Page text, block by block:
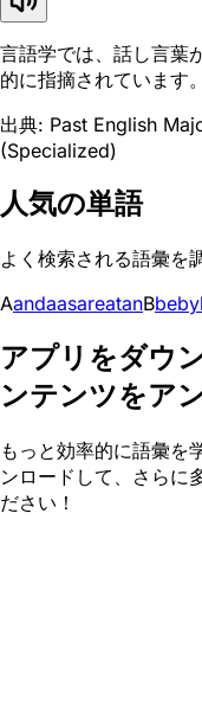
言語学では、話し言葉
的に指摘されています。
出典: Past English
(Specialized)
人気の単語
よく検索される語彙を
AandaasareatanBbeby
アプリをダウ
ンテンツをア
もっと効率的に語彙を
ンロードして、さらに
ださい！